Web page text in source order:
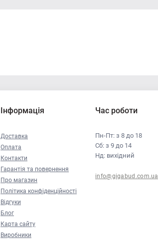
Інформація
Доставка
Оплата
Контакти
Гарантія та повернення
Про магазин
Політика конфіденційності
Відгуки
Блог
Карта сайту
Виробники
Час роботи
Пн-Пт: з 8 до 18
Сб: з 9 до 14
Нд: вихідний
info@gigabud.com.ua